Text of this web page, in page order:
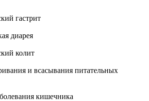
гастрит
диарея
колит
и всасывания питательных
кишечника